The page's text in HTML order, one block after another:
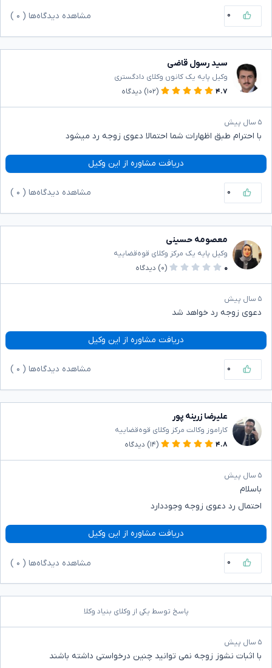
۰ مشاهده دیدگاه‌ها ( ۰
سید رسول قاضی
وکیل پایه یک کانون وکلای دادگستری
۴.۷
(۱۰۲) دیدگاه
۵ سال پیش
با احترام طبق اظهارات شما احتمالا دعوی زوجه رد میشود
دریافت مشاوره از این وکیل
۰ مشاهده دیدگاه‌ها ( ۰
معصومه حسینی
وکیل پایه یک مرکز وکلای قوه‌قضاییه
۰
(۰) دیدگاه
۵ سال پیش
دعوی زوجه رد خواهد شد
دریافت مشاوره از این وکیل
۰ مشاهده دیدگاه‌ها ( ۰
علیرضا زرینه پور
کاراموز وکالت مرکز وکلای قوه‌قضاییه
۴.۸
(۱۴) دیدگاه
۵ سال پیش
باسلام
احتمال رد دعوی زوجه وجوددارد
دریافت مشاوره از این وکیل
۰ مشاهده دیدگاه‌ها ( ۰
پاسخ توسط یکی از وکلای بنیاد وکلا
۵ سال پیش
با اثبات نشوز زوجه نمی توانید چنین درخواستی داشته باشند